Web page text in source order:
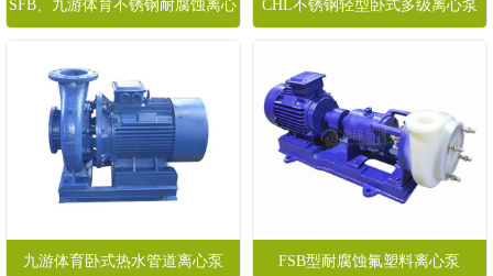
SFB、九游体育不锈钢耐腐蚀离心 CHL不锈钢轻型卧式多级离心泵
九游体育卧式热水管道离心泵 FSB型耐腐蚀氟塑料离心泵